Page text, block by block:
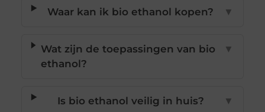
Waar kan ik bio ethanol kopen? ▼
Wat zijn de toepassingen van bio
ethanol?
▼
Is bio ethanol veilig in huis? ▼